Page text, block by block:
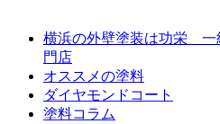
横浜の外壁塗装は功栄 一
門店
オススメの塗料
ダイヤモンドコート
塗料コラム